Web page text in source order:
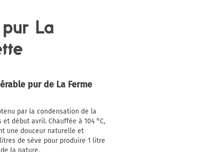
La
pur de La Ferme
par la condensation de la
début avril. Chauffée à 104 °C,
une douceur naturelle et
de sève pour produire 1 litre
la nature.